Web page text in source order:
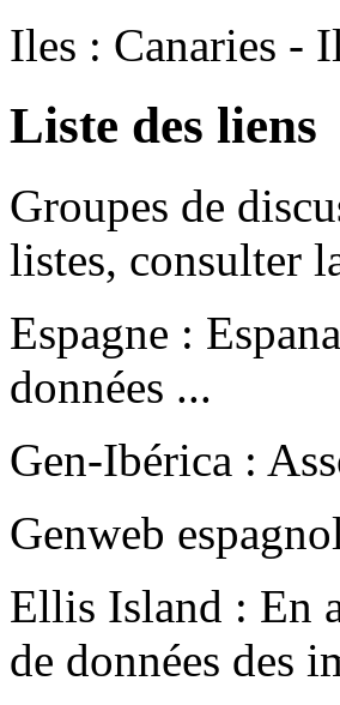
Iles : Canaries -
Liste des liens
Groupes de
listes, consulter
Espagne :
données ...
Gen-Ibérica :
Genweb
Ellis Island : En
de données des